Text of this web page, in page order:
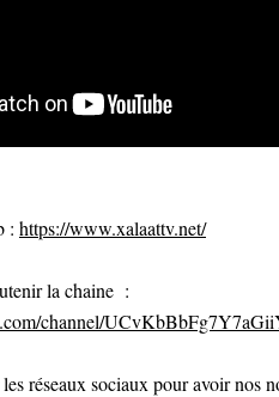
: https://www.xalaattv.net/
la chaine :
channel/
réseaux sociaux pour avoir nos